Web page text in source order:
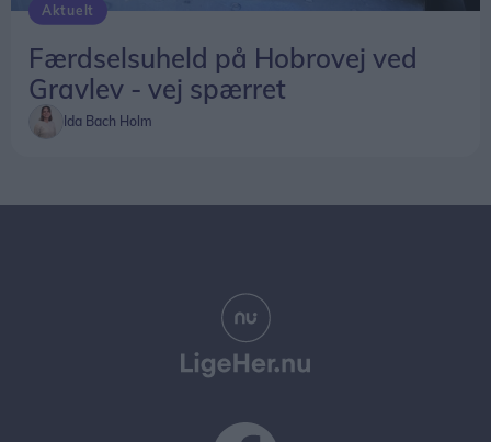
Aktuelt
Færdselsuheld på Hobrovej ved
Gravlev - vej spærret
Ida Bach Holm